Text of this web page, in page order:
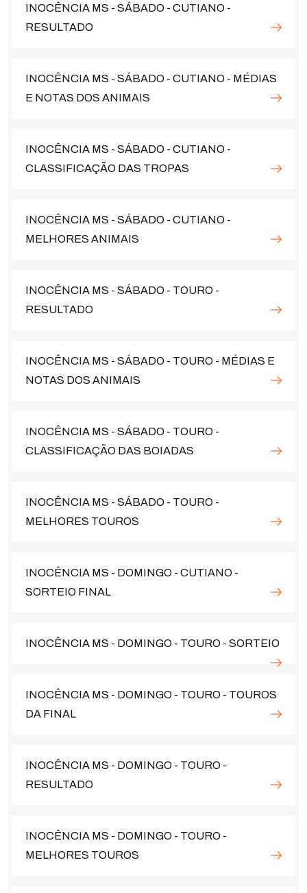
INOCÊNCIA MS - SÁBADO - CUTIANO -
RESULTADO
INOCÊNCIA MS - SÁBADO - CUTIANO - MÉDIAS
E NOTAS DOS ANIMAIS
INOCÊNCIA MS - SÁBADO - CUTIANO -
CLASSIFICAÇÃO DAS TROPAS
INOCÊNCIA MS - SÁBADO - CUTIANO -
MELHORES ANIMAIS
INOCÊNCIA MS - SÁBADO - TOURO -
RESULTADO
INOCÊNCIA MS - SÁBADO - TOURO - MÉDIAS E
NOTAS DOS ANIMAIS
INOCÊNCIA MS - SÁBADO - TOURO -
CLASSIFICAÇÃO DAS BOIADAS
INOCÊNCIA MS - SÁBADO - TOURO -
MELHORES TOUROS
INOCÊNCIA MS - DOMINGO - CUTIANO -
SORTEIO FINAL
INOCÊNCIA MS - DOMINGO - TOURO - SORTEIO
INOCÊNCIA MS - DOMINGO - TOURO - TOUROS
DA FINAL
INOCÊNCIA MS - DOMINGO - TOURO -
RESULTADO
INOCÊNCIA MS - DOMINGO - TOURO -
MELHORES TOUROS